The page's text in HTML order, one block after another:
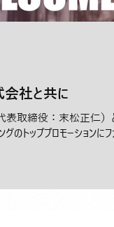
社と共に
締役：末松正仁）と、
のトッププロモーション